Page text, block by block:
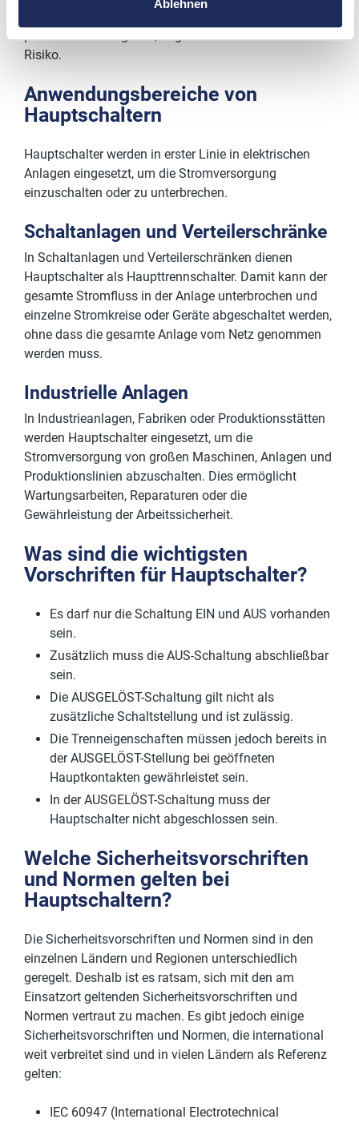
Ablehnen
praktische Lösung sein, birgt aber auch ein höheres
Risiko.
Anwendungsbereiche von
Hauptschaltern
Hauptschalter werden in erster Linie in elektrischen
Anlagen eingesetzt, um die Stromversorgung
einzuschalten oder zu unterbrechen.
Schaltanlagen und Verteilerschränke
In Schaltanlagen und Verteilerschränken dienen
Hauptschalter als Haupttrennschalter. Damit kann der
gesamte Stromfluss in der Anlage unterbrochen und
einzelne Stromkreise oder Geräte abgeschaltet werden,
ohne dass die gesamte Anlage vom Netz genommen
werden muss.
Industrielle Anlagen
In Industrieanlagen, Fabriken oder Produktionsstätten
werden Hauptschalter eingesetzt, um die
Stromversorgung von großen Maschinen, Anlagen und
Produktionslinien abzuschalten. Dies ermöglicht
Wartungsarbeiten, Reparaturen oder die
Gewährleistung der Arbeitssicherheit.
Was sind die wichtigsten
Vorschriften für Hauptschalter?
Es darf nur die Schaltung EIN und AUS vorhanden
sein.
Zusätzlich muss die AUS-Schaltung abschließbar
sein.
Die AUSGELÖST-Schaltung gilt nicht als
zusätzliche Schaltstellung und ist zulässig.
Die Trenneigenschaften müssen jedoch bereits in
der AUSGELÖST-Stellung bei geöffneten
Hauptkontakten gewährleistet sein.
In der AUSGELÖST-Schaltung muss der
Hauptschalter nicht abgeschlossen sein.
Welche Sicherheitsvorschriften
und Normen gelten bei
Hauptschaltern?
Die Sicherheitsvorschriften und Normen sind in den
einzelnen Ländern und Regionen unterschiedlich
geregelt. Deshalb ist es ratsam, sich mit den am
Einsatzort geltenden Sicherheitsvorschriften und
Normen vertraut zu machen. Es gibt jedoch einige
Sicherheitsvorschriften und Normen, die international
weit verbreitet sind und in vielen Ländern als Referenz
gelten:
IEC 60947 (International Electrotechnical